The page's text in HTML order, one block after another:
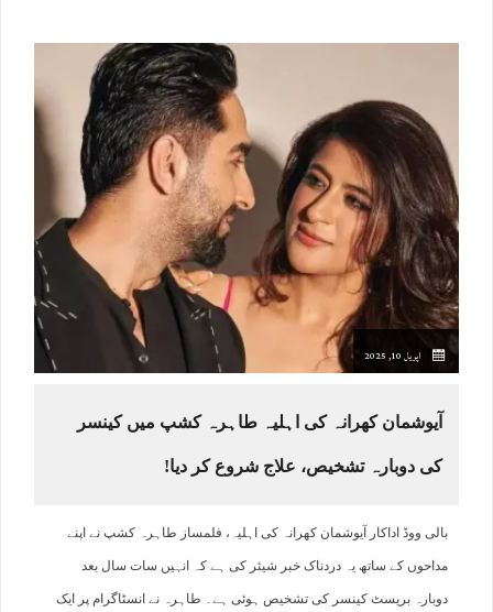
اپریل 10, 2025
آیوشمان کھرانہ کی اہلیہ طاہرہ کشپ میں کینسر
کی دوبارہ تشخیص، علاج شروع کر دیا!
بالی ووڈ اداکار آیوشمان کھرانہ کی اہلیہ، فلمساز طاہرہ کشپ نے اپنے
مداحوں کے ساتھ یہ دردناک خبر شیئر کی ہے کہ انہیں سات سال بعد
دوبارہ بریسٹ کینسر کی تشخیص ہوئی ہے۔ طاہرہ نے انسٹاگرام پر ایک